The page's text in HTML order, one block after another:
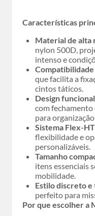
Características
Material de alta
nylon 500D,
intenso e
Compatibilidade
que facilita a
cintos táticos.
Design
com
para
Sistema Flex-
flexibilidade e
personalizáveis.
Tamanho
itens essenciais
mobilidade.
Estilo discreto e
perfeito para
Por que escolher a